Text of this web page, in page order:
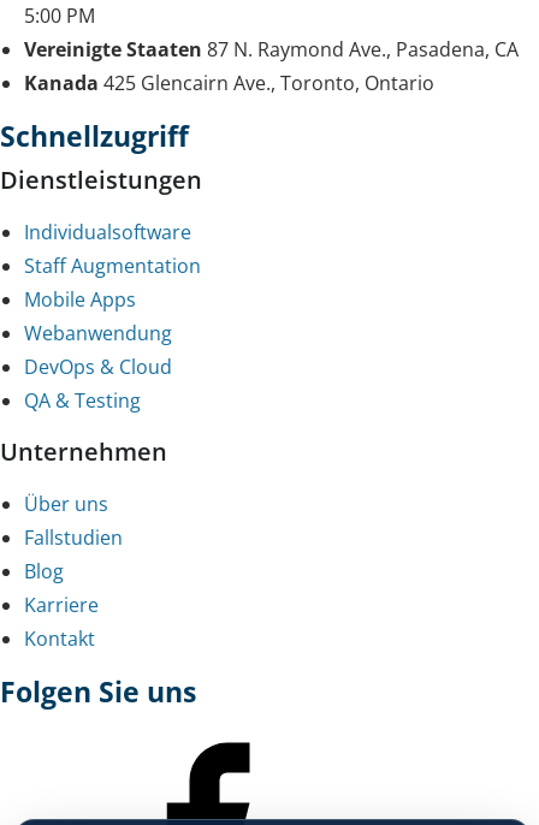
5:00 PM
Vereinigte Staaten 87 N. Raymond Ave., Pasadena, CA
Kanada 425 Glencairn Ave., Toronto, Ontario
Schnellzugriff
Dienstleistungen
Individualsoftware
Staff Augmentation
Mobile Apps
Webanwendung
DevOps & Cloud
QA & Testing
Unternehmen
Über uns
Fallstudien
Blog
Karriere
Kontakt
Folgen Sie uns